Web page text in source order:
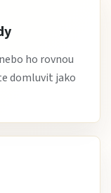
ho rovnou
domluvit jako